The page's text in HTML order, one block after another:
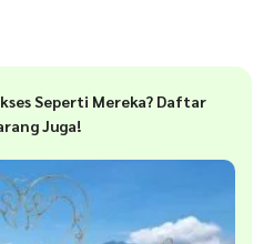
Seperti Mereka? Daftar
Juga!